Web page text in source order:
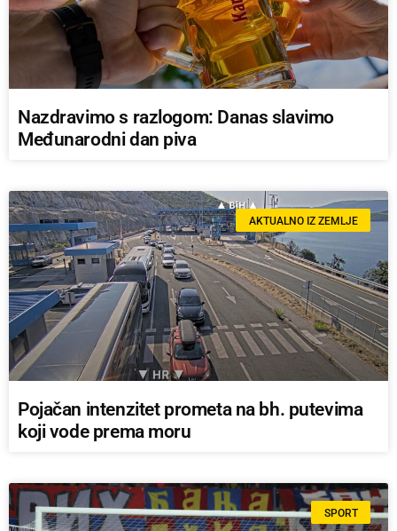
Nazdravimo s razlogom: Danas slavimo
Međunarodni dan piva
AKTUALNO IZ ZEMLJE
Pojačan intenzitet prometa na bh. putevima
koji vode prema moru
SPORT